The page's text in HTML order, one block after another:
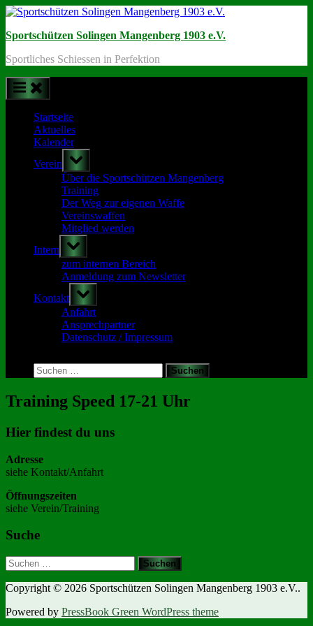
Skip
content
Sportschützen Solingen Mangenberg 1903 e.V.
Sportliches Schiessen in Perfektion
Startseite
Aktuelles
Kalender
Verein
Toggle
sub-
menu
Über die Sportschützen Mangenberg
Training
Der Weg zur eigenen Waffe
Vereinswaffen
Mitglied werden
Intern
Toggle
sub-
menu
zum internen Bereich
Anmeldung zum Newsletter
Kontakt
Toggle
sub-
menu
Anfahrt
Ansprechpartner
Datenschutz / Impressum
search
form
Suchen
nach:
Training Speed 17-21 Uhr
Hier findest du uns
Adresse
siehe Kontakt/Anfahrt
Öffnungszeiten
siehe Verein/Training
Suche
Suchen
nach:
Copyright © 2026 Sportschützen Solingen Mangenberg 1903 e.V..
Powered by PressBook Green WordPress theme